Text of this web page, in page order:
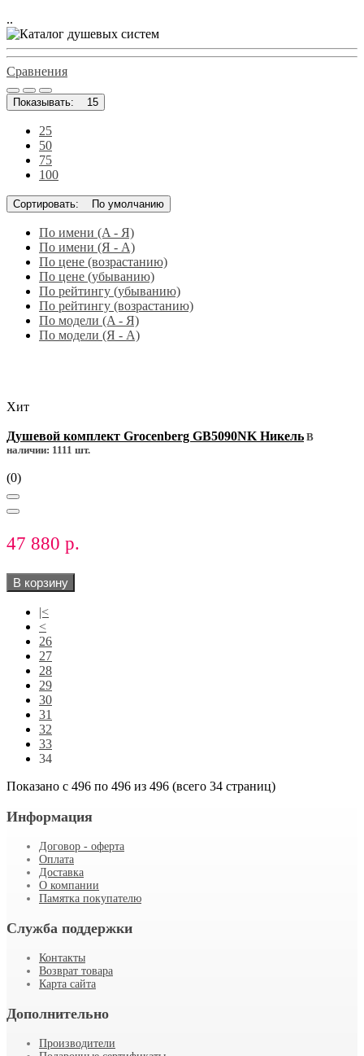
..
Сравнения
Показывать: 15
25
50
75
100
Сортировать: По умолчанию
По имени (A - Я)
По имени (Я - A)
По цене (возрастанию)
По цене (убыванию)
По рейтингу (убыванию)
По рейтингу (возрастанию)
По модели (A - Я)
По модели (Я - A)
Хит
Душевой комплект Grocenberg GB5090NK Никель В
наличии: 1111 шт.
(0)
47 880 р.
В корзину
|<
<
26
27
28
29
30
31
32
33
34
Показано с 496 по 496 из 496 (всего 34 страниц)
Информация
Договор - оферта
Оплата
Доставка
О компании
Памятка покупателю
Служба поддержки
Контакты
Возврат товара
Карта сайта
Дополнительно
Производители